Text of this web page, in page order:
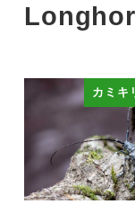
カミキ